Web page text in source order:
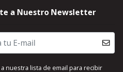
a Nuestro Newsletter
nuestra lista de email para recibir